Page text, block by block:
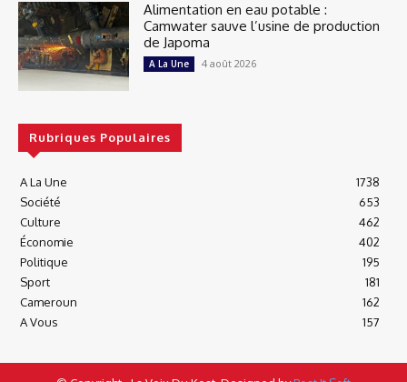
Alimentation en eau potable :
Camwater sauve l’usine de production
de Japoma
A La Une 4 août 2026
Rubriques Populaires
A La Une
1738
Société
653
Culture
462
Économie
402
Politique
195
Sport
181
Cameroun
162
A Vous
157